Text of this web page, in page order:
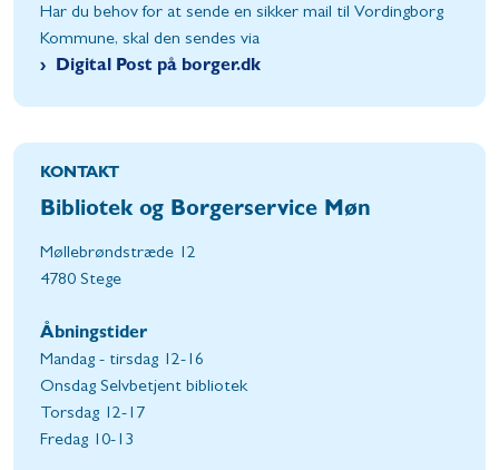
Har du behov for at sende en sikker mail til Vordingborg
Kommune, skal den sendes via
Digital Post på borger.dk
KONTAKT
Bibliotek og Borgerservice Møn
Møllebrøndstræde 12
4780 Stege
Åbningstider
Mandag - tirsdag 12-16
Onsdag Selvbetjent bibliotek
Torsdag 12-17
Fredag 10-13